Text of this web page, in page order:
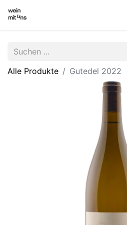
Alle Produkte Gutedel 2022